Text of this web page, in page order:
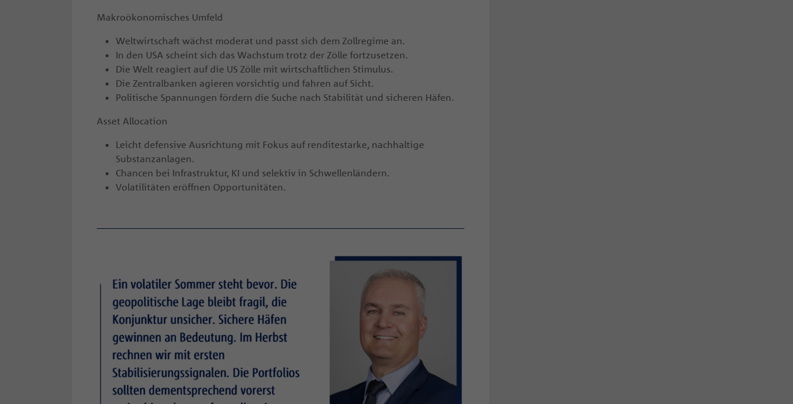
Makroökonomisches Umfeld
Weltwirtschaft wächst moderat und passt sich dem Zollregime an.
In den USA scheint sich das Wachstum trotz der Zölle fortzusetzen.
Die Welt reagiert auf die US Zölle mit wirtschaftlichen Stimulus.
Die Zentralbanken agieren vorsichtig und fahren auf Sicht.
Politische Spannungen fördern die Suche nach Stabilität und sicheren Häfen.
Asset Allocation
Leicht defensive Ausrichtung mit Fokus auf renditestarke, nachhaltige
Substanzanlagen.
Chancen bei Infrastruktur, KI und selektiv in Schwellenländern.
Volatilitäten eröffnen Opportunitäten.